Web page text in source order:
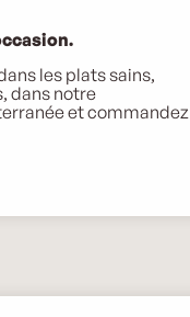
les plats sains,
dans notre
et commandez